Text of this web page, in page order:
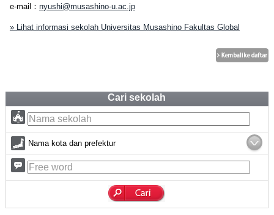
e-mail： nyushi@musashino-u.ac.jp
» Lihat informasi sekolah Universitas Musashino Fakultas Global
Cari sekolah
Nama kota dan prefektur